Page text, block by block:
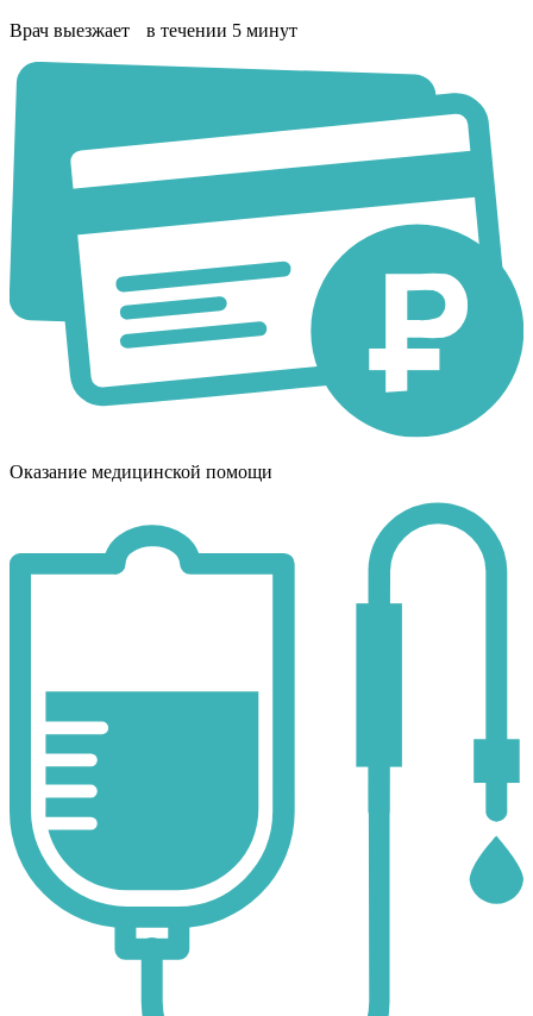
Врач выезжает в течении 5 минут
Оказание медицинской помощи